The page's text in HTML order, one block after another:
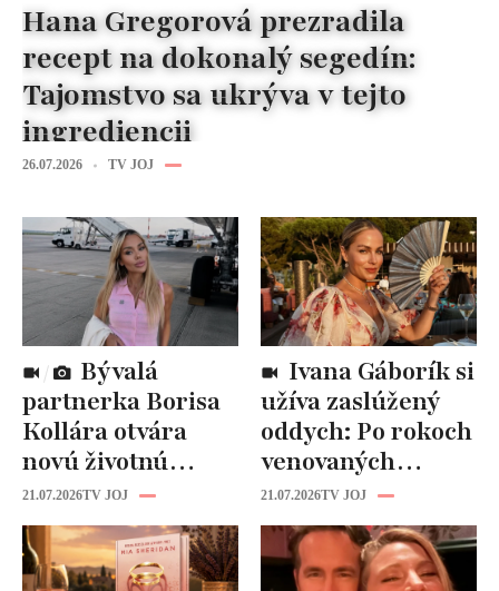
Hana Gregorová prezradila
recept na dokonalý segedín:
Tajomstvo sa ukrýva v tejto
ingrediencii
26.07.2026 TV JOJ
partnerka Borisa
Kollára otvára
novú životnú
kapitolu: Laura
Vizváryová ide
pomáhať ženám
21.07.2026TV JOJ
užíva zaslúžený
oddych: Po rokoch
venovaných
rodine prišiel čas
na seba
21.07.2026TV JOJ